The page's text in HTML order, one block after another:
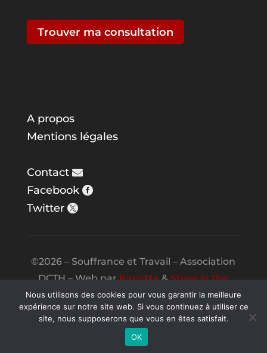
Trouver ma consultation
A propos
Mentions légales
Contact
Facebook
Twitter
©2026 – Souffrance et Travail – Association
DCTH – Web parKarlotta&Steve in the
Night
Nous utilisons des cookies pour vous garantir la meilleure
expérience sur notre site web. Si vous continuez à utiliser ce
site, nous supposerons que vous en êtes satisfait.
OK